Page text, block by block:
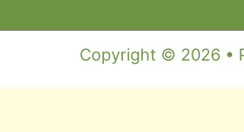
Copyright © 2026 •